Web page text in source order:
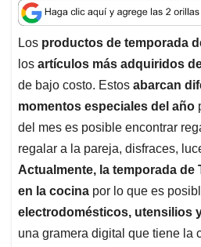
a
t
s
A
p
p
c
e
b
o
o
k
n
k
e
d
I
n
a
i
l
r
e
a
d
s
Los productos de temporada
los artículos más adquiridos
de bajo costo. Estos abarcan
momentos especiales del año
del mes es posible encontrar
regalar a la pareja, disfraces,
Actualmente, la temporada de
en la cocina por lo que es
electrodomésticos, utensilios
una gramera digital que tiene la